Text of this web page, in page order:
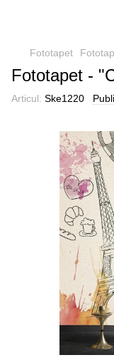
Fototapet
Fototapet -
Articul: Ske1220